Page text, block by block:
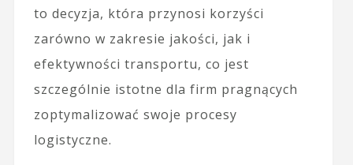
to decyzja, która przynosi korzyści
zarówno w zakresie jakości, jak i
efektywności transportu, co jest
szczególnie istotne dla firm pragnących
zoptymalizować swoje procesy
logistyczne.